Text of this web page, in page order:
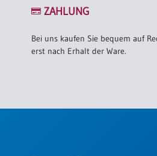
ZAHLUNG
Bei uns kaufen Sie bequem auf
erst nach Erhalt der Ware.